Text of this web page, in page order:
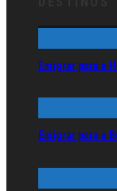
Emigrar para a
Emigrar para a